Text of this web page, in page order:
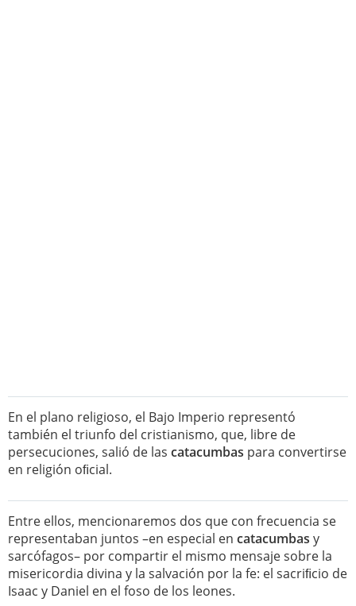
En el plano religioso, el Bajo Imperio representó
también el triunfo del cristianismo, que, libre de
persecuciones, salió de las catacumbas para convertirse
en religión oﬁcial.
Entre ellos, mencionaremos dos que con frecuencia se
representaban juntos –en especial en catacumbas y
sarcófagos– por compartir el mismo mensaje sobre la
misericordia divina y la salvación por la fe: el sacriﬁcio de
Isaac y Daniel en el foso de los leones.